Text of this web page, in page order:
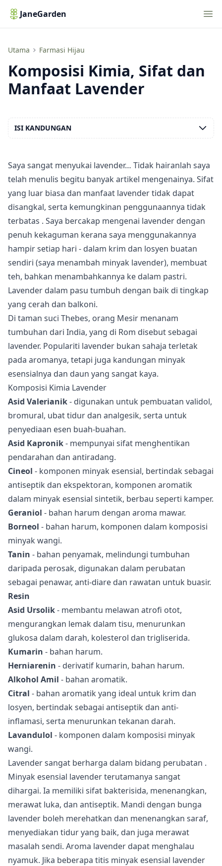
JaneGarden
Utama Farmasi Hijau
Komposisi Kimia, Sifat dan Manfaat Lavender
Komposisi Kimia, Sifat dan
Manfaat Lavender
Saya sangat menyukai lavender… Tidak hairanlah saya
telah menulis begitu banyak artikel mengenainya. Sifat
yang luar biasa dan manfaat lavender tidak dapat
disangkal, serta kemungkinan penggunaannya tidak
terbatas . Saya bercakap mengenai lavender dengan
penuh kekaguman kerana saya menggunakannya
hampir setiap hari - dalam krim dan losyen buatan
sendiri (saya menambah minyak lavender), membuat
teh, bahkan menambahkannya ke dalam pastri.
Lavender dalam pasu tumbuh dengan baik di tingkap
yang cerah dan balkoni.
Di taman suci Thebes, orang Mesir menanam
tumbuhan dari India, yang di Rom disebut sebagai
lavender. Populariti lavender bukan sahaja terletak
pada aromanya, tetapi juga kandungan minyak
esensialnya dan daun yang sangat kaya.
Komposisi Kimia Lavender
Asid Valerianik- digunakan untuk pembuatan validol,
bromural, ubat tidur dan analgesik, serta untuk
penyediaan esen buah-buahan.
Asid Kapronik- mempunyai sifat menghentikan
pendarahan dan antiradang.
Cineol - komponen minyak esensial, bertindak sebagai
antiseptik dan ekspektoran, komponen aromatik
dalam minyak esensial sintetik, berbau seperti kamper.
Geraniol - bahan harum dengan aroma mawar.
Borneol - bahan harum, komponen dalam komposisi
minyak wangi.
Tanin - bahan penyamak, melindungi tumbuhan
daripada perosak, digunakan dalam perubatan
sebagai penawar, anti-diare dan rawatan untuk buasir.
Resin
Asid Ursolik- membantu melawan atrofi otot,
mengurangkan lemak dalam tisu, menurunkan
glukosa dalam darah, kolesterol dan trigliserida.
Kumarin - bahan harum.
Herniarenin - derivatif kumarin, bahan harum.
Alkohol Amil - bahan aromatik.
Citral - bahan aromatik yang ideal untuk krim dan
losyen, bertindak sebagai antiseptik dan anti-
inflamasi, serta menurunkan tekanan darah.
Lavandulol - komponen dalam komposisi minyak
wangi.
Lavender sangat berharga dalam bidang perubatan .
Minyak esensial lavender terutamanya sangat
dihargai. Ia memiliki sifat bakterisida, menenangkan,
merawat luka, dan antiseptik. Mandi dengan bunga
lavender boleh merehatkan dan menenangkan saraf,
menyediakan tidur yang baik, dan juga merawat
masalah sendi. Aroma lavender dapat menghalau
nyamuk. Jika beberapa titis minyak esensial lavender
ISI KANDUNGAN